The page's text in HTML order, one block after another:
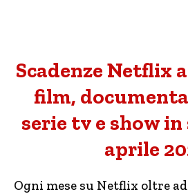
Scadenze Netflix
film,
serie tv e show in
aprile
Ogni mese su Netflix oltre